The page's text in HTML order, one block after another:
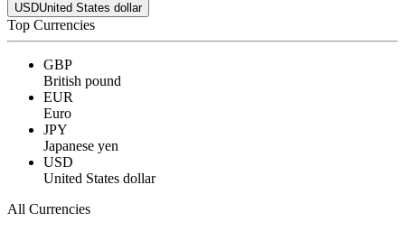
USDUnited States dollar
Top Currencies
GBP
British pound
EUR
Euro
JPY
Japanese yen
USD
United States dollar
All Currencies